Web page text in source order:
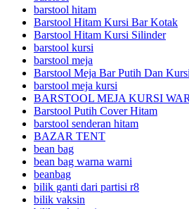
barstool hitam
Barstool Hitam Kursi Bar Kotak
Barstool Hitam Kursi Silinder
barstool kursi
barstool meja
Barstool Meja Bar Putih Dan
barstool meja kursi
BARSTOOL MEJA KURSI
Barstool Putih Cover Hitam
barstool senderan hitam
BAZAR TENT
bean bag
bean bag warna warni
beanbag
bilik ganti dari partisi r8
bilik vaksin